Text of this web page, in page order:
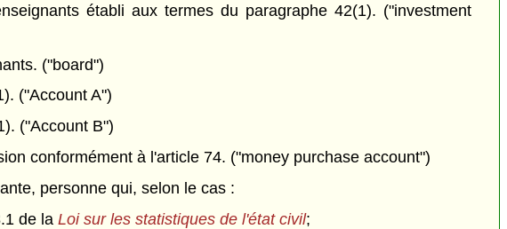
établi aux termes du paragraphe 42(1). ("investment
("board")
("Account A")
("Account B")
conformément à l'article 74. ("money purchase account")
personne qui, selon le cas :
de la Loi sur les statistiques de l'état civil;